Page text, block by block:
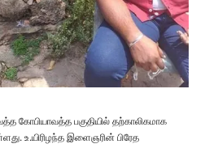
பகுதியில் தற்காலிகமாக
உ.யிரிழந்த இளைஞரின் பிரேத